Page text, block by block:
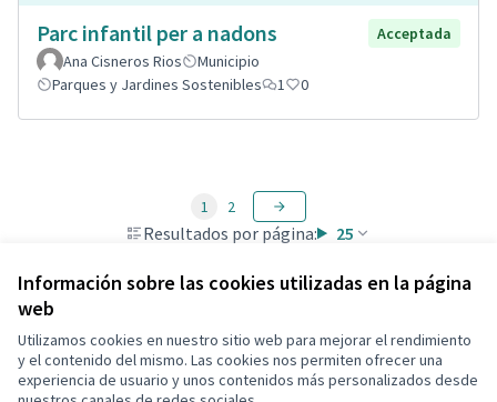
Información sobre las cookies utilizadas en la página
web
Utilizamos cookies en nuestro sitio web para mejorar el rendimiento
y el contenido del mismo. Las cookies nos permiten ofrecer una
experiencia de usuario y unos contenidos más personalizados desde
Parc infantil per a nadons
Acceptada
Ana Cisneros Rios
Municipio
Parques y Jardines Sostenibles
1 0
Resultados por página: 25
1 2
Términos y condiciones de uso
Configuración de cookies
Decidim Calafell en X
Decidim Calafell en Facebook
Decidim Calafell en YouTube
Decidim Calafell en GitHub